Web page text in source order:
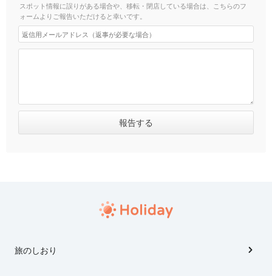
スポット情報に誤りがある場合や、移転・閉店している場合は、こちらのフ
ォームよりご報告いただけると幸いです。
旅のしおり